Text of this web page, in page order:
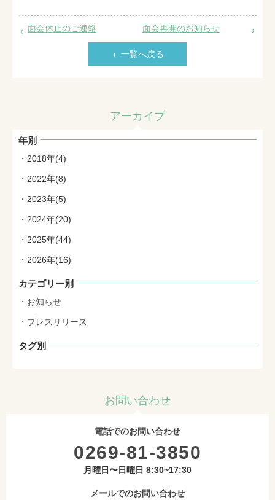
面会休止のご連絡
一覧へ戻る
面会再開のお知らせ
アーカイブ
年別
2018年(4)
2022年(8)
2023年(5)
2024年(20)
2025年(44)
2026年(16)
カテゴリー別
お知らせ
プレスリリース
タグ別
お問い合わせ
電話でのお問い合わせ
0269-81-3850
月曜日〜日曜日 8:30~17:30
メールでのお問い合わせ